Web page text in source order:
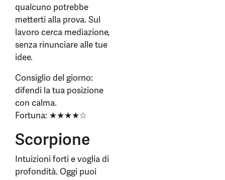
qualcuno potrebbe
metterti alla prova. Sul
lavoro cerca mediazione,
senza rinunciare alle tue
idee.
Consiglio del giorno:
difendi la tua posizione
con calma.
Fortuna: ★★★★☆
Scorpione
Intuizioni forti e voglia di
profondità. Oggi puoi